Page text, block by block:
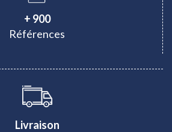
+ 900
Références
Livraison